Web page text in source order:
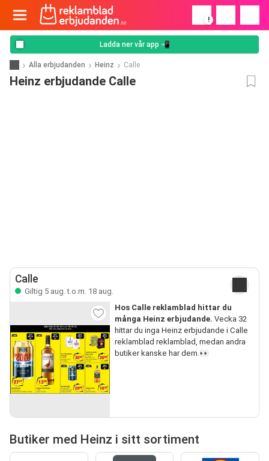
!
Ladda ner vår app 📲
Alla erbjudanden Heinz Calle
Heinz erbjudande Calle
Calle
Giltig 5 aug. t.o.m. 18 aug.
Hos Calle reklamblad hittar du
många Heinz erbjudande. Vecka 32
hittar du inga Heinz erbjudande i Calle
reklamblad reklamblad, medan andra
butiker kanske har dem.👀
Butiker med Heinz i sitt sortiment